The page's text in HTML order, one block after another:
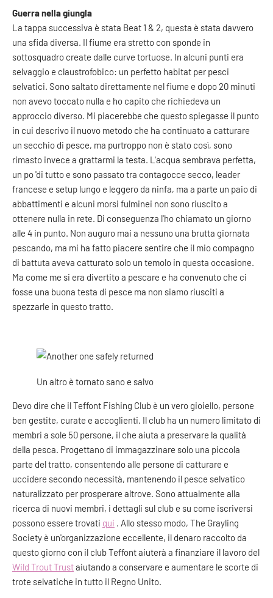
Guerra nella giungla
La tappa successiva è stata Beat 1 & 2, questa è stata davvero
una sfida diversa. Il fiume era stretto con sponde in
sottosquadro create dalle curve tortuose. In alcuni punti era
selvaggio e claustrofobico: un perfetto habitat per pesci
selvatici. Sono saltato direttamente nel fiume e dopo 20 minuti
non avevo toccato nulla e ho capito che richiedeva un
approccio diverso. Mi piacerebbe che questo spiegasse il punto
in cui descrivo il nuovo metodo che ha continuato a catturare
un secchio di pesce, ma purtroppo non è stato così, sono
rimasto invece a grattarmi la testa. L'acqua sembrava perfetta,
un po 'di tutto e sono passato tra contagocce secco, leader
francese e setup lungo e leggero da ninfa, ma a parte un paio di
abbattimenti e alcuni morsi fulminei non sono riuscito a
ottenere nulla in rete. Di conseguenza l'ho chiamato un giorno
alle 4 in punto. Non auguro mai a nessuno una brutta giornata
pescando, ma mi ha fatto piacere sentire che il mio compagno
di battuta aveva catturato solo un temolo in questa occasione.
Ma come me si era divertito a pescare e ha convenuto che ci
fosse una buona testa di pesce ma non siamo riusciti a
spezzarle in questo tratto.
Un altro è tornato sano e salvo
Devo dire che il Teffont Fishing Club è un vero gioiello, persone
ben gestite, curate e accoglienti. Il club ha un numero limitato di
membri a sole 50 persone, il che aiuta a preservare la qualità
della pesca. Progettano di immagazzinare solo una piccola
parte del tratto, consentendo alle persone di catturare e
uccidere secondo necessità, mantenendo il pesce selvatico
naturalizzato per prosperare altrove. Sono attualmente alla
ricerca di nuovi membri, i dettagli sul club e su come iscriversi
possono essere trovati qui
. Allo stesso modo, The Grayling
Society è un'organizzazione eccellente, il denaro raccolto da
questo giorno con il club Teffont aiuterà a finanziare il lavoro del
Wild Trout Trustaiutando a conservare e aumentare le scorte di
trote selvatiche in tutto il Regno Unito.